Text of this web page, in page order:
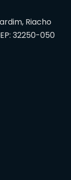
Riacho
32250-050